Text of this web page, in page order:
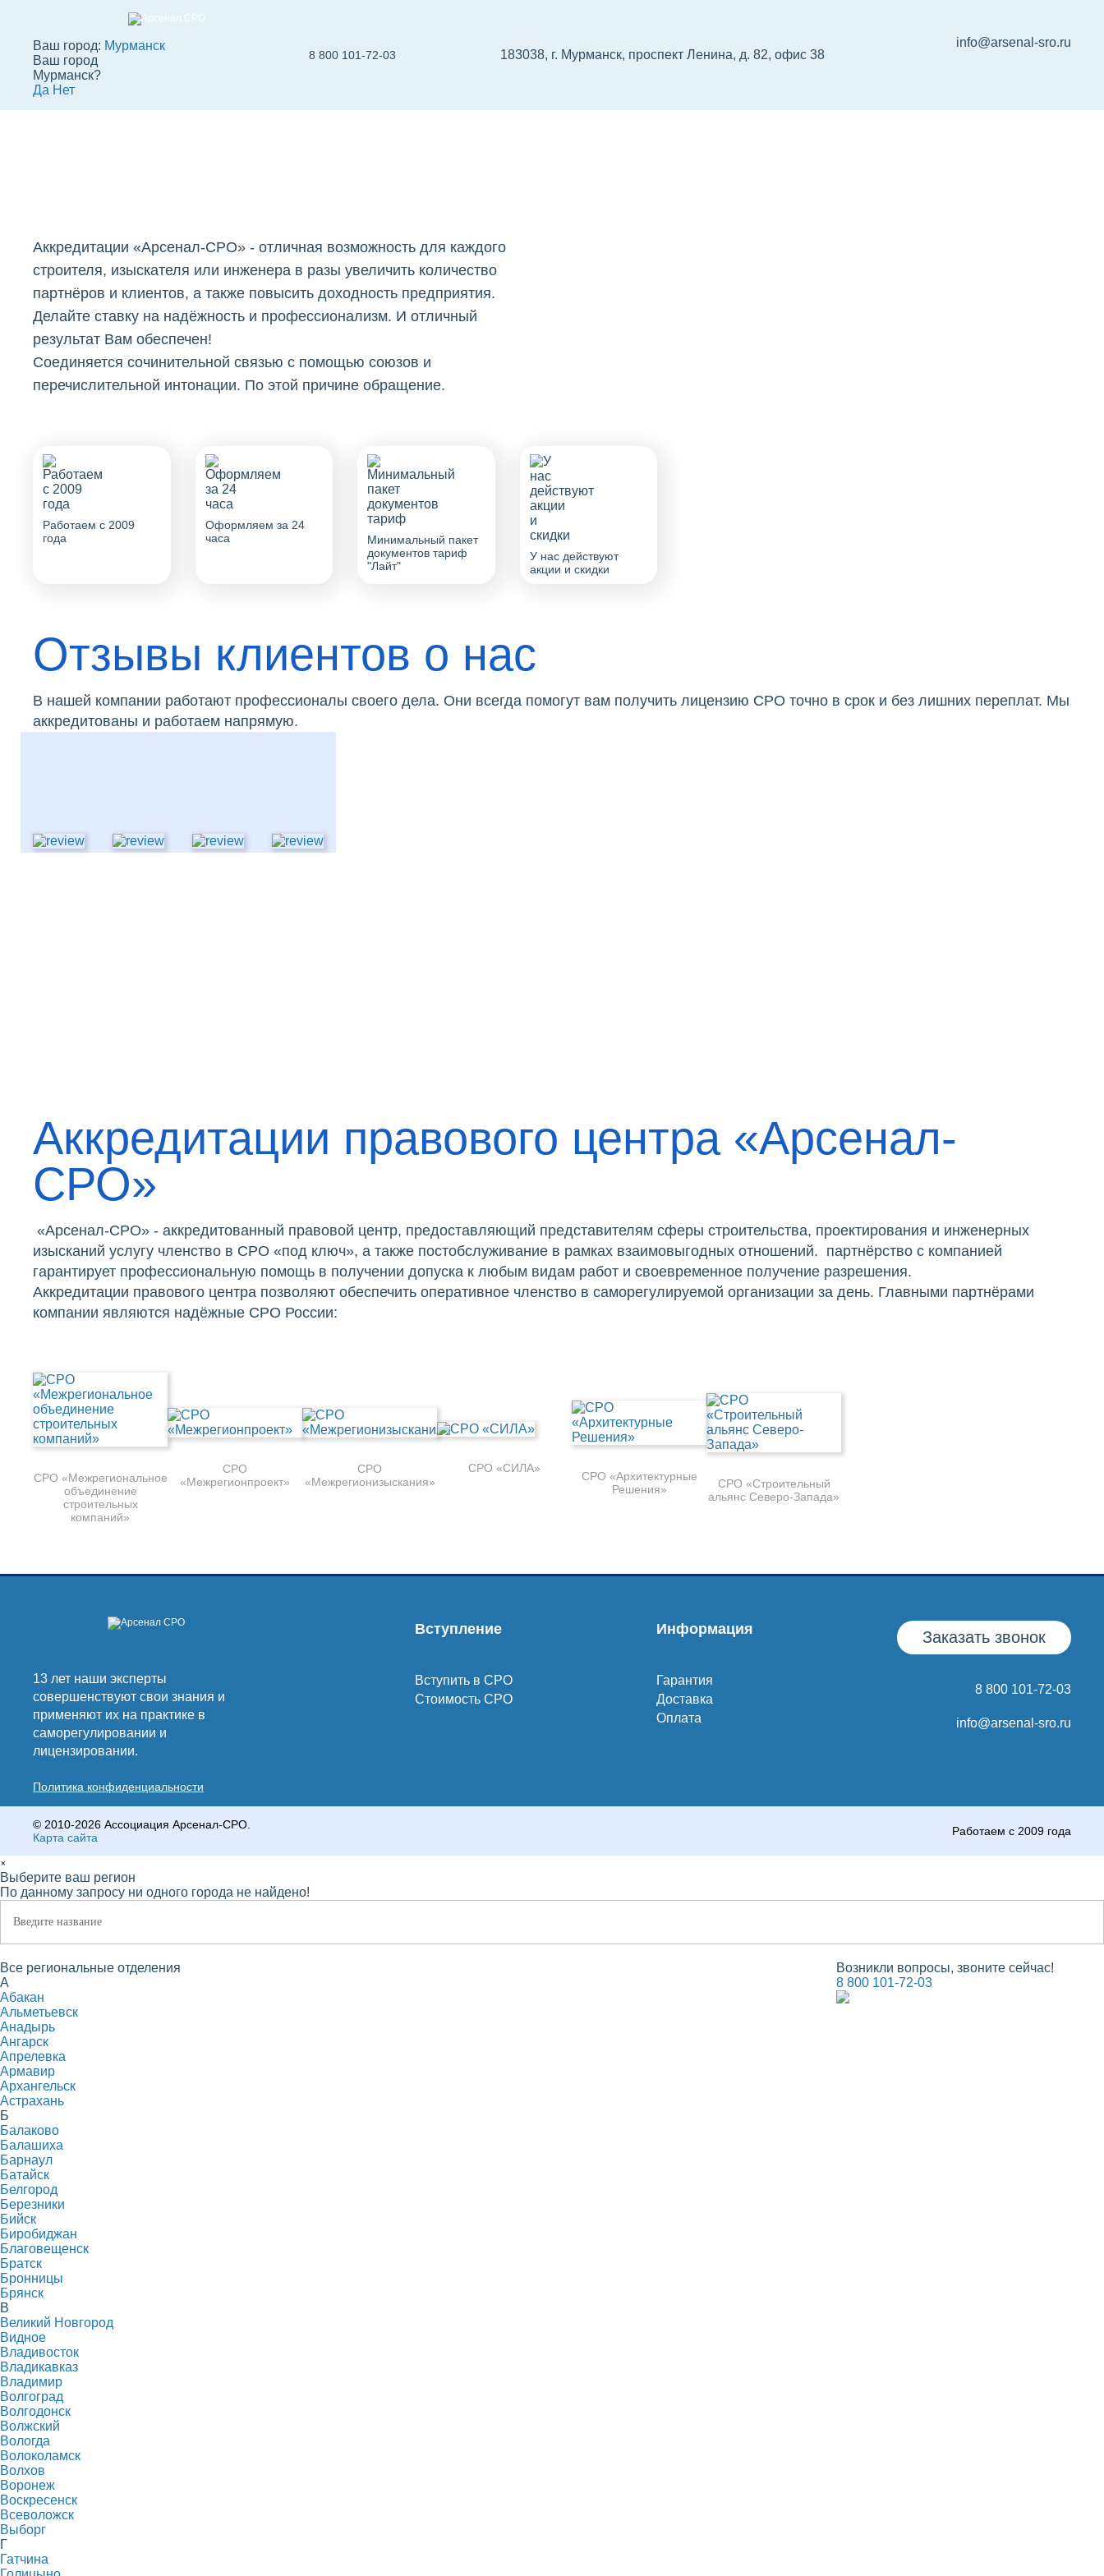
Ваш город: Мурманск
Ваш город
Мурманск?
Да Нет
8 800 101-72-03 183038, г. Мурманск, проспект Ленина, д. 82, офис 38
info@arsenal-sro.ru
Аккредитации
Аккредитации «Арсенал-СРО» - отличная возможность для каждого
строителя, изыскателя или инженера в разы увеличить количество
партнёров и клиентов, а также повысить доходность предприятия.
Делайте ставку на надёжность и профессионализм. И отличный
результат Вам обеспечен!
Cоединяется сочинительной связью с помощью союзов и
перечислительной интонации. По этой причине обращение.
Работаем с 2009
года
Оформляем за 24
часа
Минимальный пакет
документов тариф
"Лайт"
У нас действуют
акции и скидки
Отзывы клиентов о нас
В нашей компании работают профессионалы своего дела. Они всегда помогут вам получить лицензию СРО точно в срок и без лишних переплат. Мы
аккредитованы и работаем напрямую.
Аккредитации правового центра «Арсенал-
СРО»
«Арсенал-СРО» - аккредитованный правовой центр, предоставляющий представителям сферы строительства, проектирования и инженерных
изысканий услугу членство в СРО «под ключ», а также постобслуживание в рамках взаимовыгодных отношений. партнёрство с компанией
гарантирует профессиональную помощь в получении допуска к любым видам работ и своевременное получение разрешения.
Аккредитации правового центра позволяют обеспечить оперативное членство в саморегулируемой организации за день. Главными партнёрами
компании являются надёжные СРО России:
СРО «Межрегиональное
объединение
строительных
компаний»
СРО
«Межрегионпроект»
СРО
«Межрегионизыскания»
СРО «СИЛА»
СРО «Архитектурные
Решения»
СРО «Строительный
альянс Северо-Запада»
13 лет наши эксперты
совершенствуют свои знания и
применяют их на практике в
саморегулировании и
лицензировании.
Политика конфиденциальности
Вступление
Вступить в СРО
Стоимость СРО
Информация
Гарантия
Доставка
Оплата
Заказать звонок
8 800 101-72-03
info@arsenal-sro.ru
© 2010-2026 Ассоциация Арсенал-СРО.
Карта сайта
Работаем с 2009 года
×
Выберите ваш регион
По данному запросу ни одного города не найдено!
Возникли вопросы, звоните сейчас!
8 800 101-72-03
Все региональные отделения
А
Абакан
Альметьевск
Анадырь
Ангарск
Апрелевка
Армавир
Архангельск
Астрахань
Б
Балаково
Балашиха
Барнаул
Батайск
Белгород
Березники
Бийск
Биробиджан
Благовещенск
Братск
Бронницы
Брянск
В
Великий Новгород
Видное
Владивосток
Владикавказ
Владимир
Волгоград
Волгодонск
Волжский
Вологда
Волоколамск
Волхов
Воронеж
Воскресенск
Всеволожск
Выборг
Г
Гатчина